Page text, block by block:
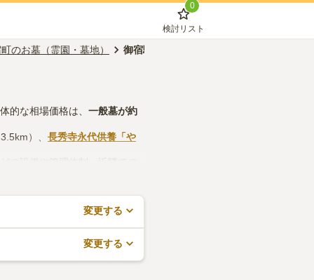
0
検討リスト
のお墓（霊園・墓地） 御宿駅のお墓（霊園・墓地）
的な相場価格は、 一般墓が約
）、 長秀寺永代供養「や
の設備や管理体制、近隣での
変更する
変更する